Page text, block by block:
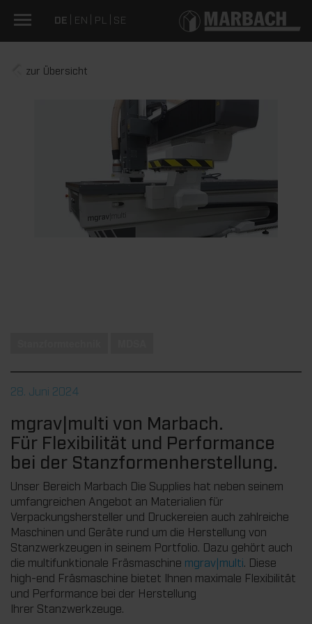
DE EN PL SE
zur Übersicht
28. Juni 2024
mgrav|multi von Marbach.
Für Flexibilität und Performance
bei der Stanzformenherstellung.
Unser Bereich Marbach Die Supplies hat neben seinem
umfangreichen Angebot an Materialien für
Verpackungshersteller und Druckereien auch zahlreiche
Maschinen und Geräte rund um die Herstellung von
Stanzwerkzeugen in seinem Portfolio. Dazu gehört auch
die multifunktionale Fräsmaschine mgrav|multi. Diese
high-end Fräsmaschine bietet Ihnen maximale Flexibilität
und Performance bei der Herstellung
Ihrer Stanzwerkzeuge.